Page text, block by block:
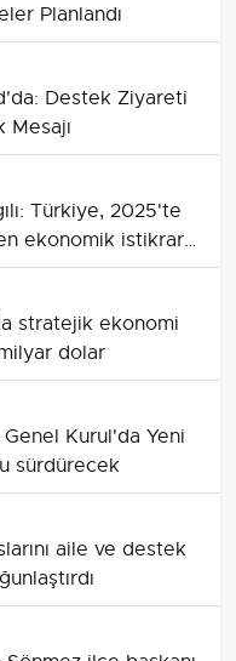
Planlandı
Destek Ziyareti
Mesajı
Türkiye, 2025'te
ekonomik istikrar
stratejik ekonomi
dolar
Kurul'da Yeni
sürdürecek
aile ve destek